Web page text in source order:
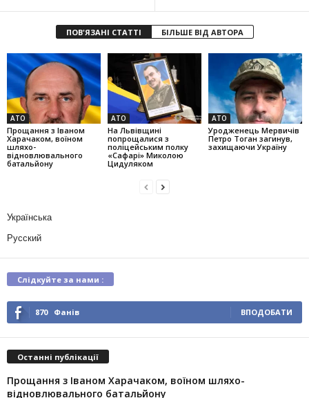
ПОВ'ЯЗАНІ СТАТТІ БІЛЬШЕ ВІД АВТОРА
АТО
Прощання з Іваном
Харачаком, воїном
шляхо-
відновлювального
батальйону
АТО
На Львівщині
попрощалися з
поліцейським полку
«Сафарі» Миколою
Цидуляком
АТО
Уродженець Мервичів
Петро Тоган загинув,
захищаючи Україну
Українська
Русский
Слідкуйте за нами :
870 Фанів ВПОДОБАТИ
Останні публікації
Прощання з Іваном Харачаком, воїном шляхо-
відновлювального батальйону